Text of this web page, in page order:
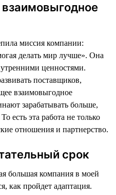
миссия компании:
делать мир лучше». Она
ценностями.
поставщиков,
взаимовыгодное
зарабатывать больше,
есть эта работа не только
отношения и партнерство.
срок
большая компания в моей
как пройдет адаптация.